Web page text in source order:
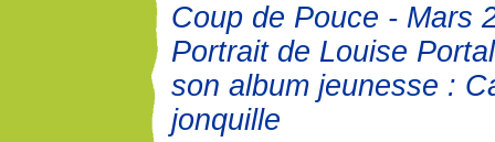
Coup de Pouce - Mars
Portrait de Louise
son album jeunesse :
jonquille